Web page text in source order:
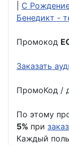
С
Бенедикт -
Промокод
Заказать
ПромоКод /
По этому
5% при
Каждый